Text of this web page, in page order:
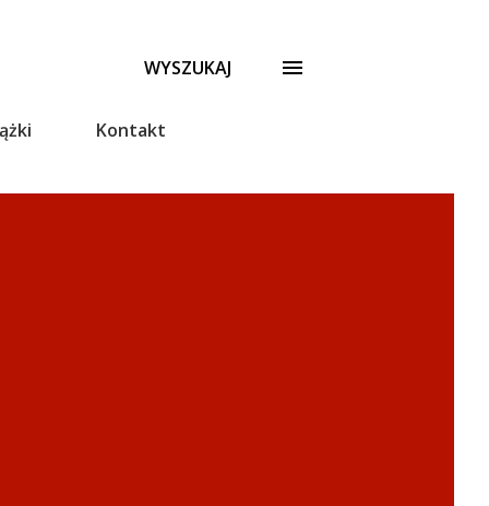
WYSZUKAJ
Kontakt